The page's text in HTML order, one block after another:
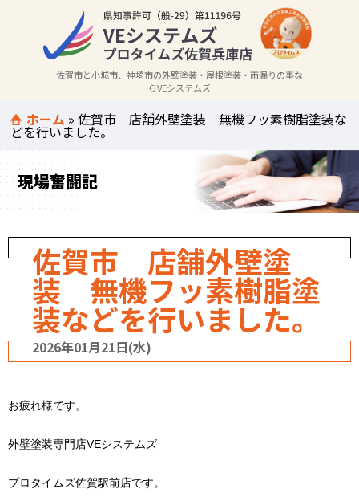
佐賀市と小城市、神埼市の外壁塗装・屋根塗装・雨漏りの事な
らVEシステムズ
ホーム »佐賀市 店舗外壁塗装 無機フッ素樹脂塗装な
どを行いました。
現場奮闘記
佐賀市 店舗外壁塗
装 無機フッ素樹脂塗
装などを行いました。
2026年01月21日(水)
お疲れ様です。
外壁塗装専門店VEシステムズ
プロタイムズ佐賀駅前店です。